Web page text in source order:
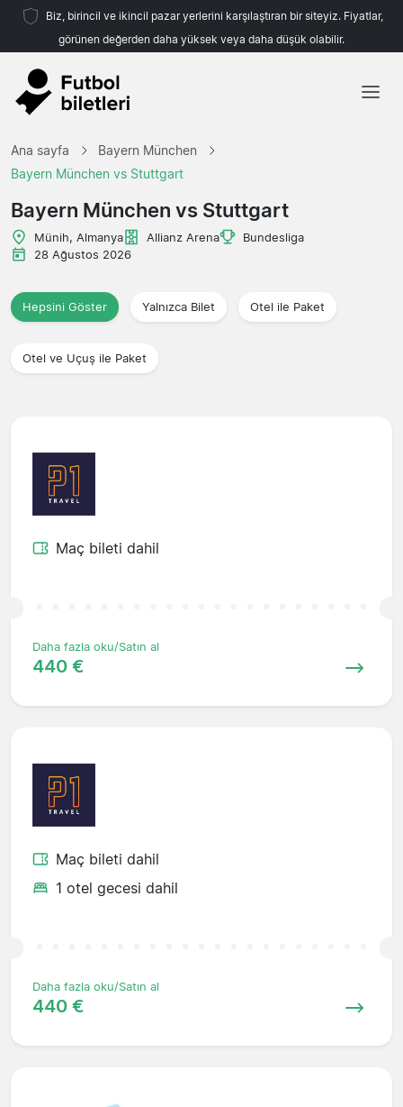
Biz, birincil ve ikincil pazar yerlerini karşılaştıran bir siteyiz. Fiyatlar,
görünen değerden daha yüksek veya daha düşük olabilir.
Takımlar
Ligler
Seyahat Acenteleri
Ana sayfa
Bayern München
Bayern München vs Stuttgart
Bayern München vs Stuttgart
Münih, Almanya Allianz Arena
Bundesliga
28 Ağustos 2026
Hepsini Göster Yalnızca Bilet Otel ile Paket
Otel ve Uçuş ile Paket
Maç bileti dahil
Daha fazla oku/Satın al
440 €
Maç bileti dahil
1 otel gecesi dahil
Daha fazla oku/Satın al
440 €